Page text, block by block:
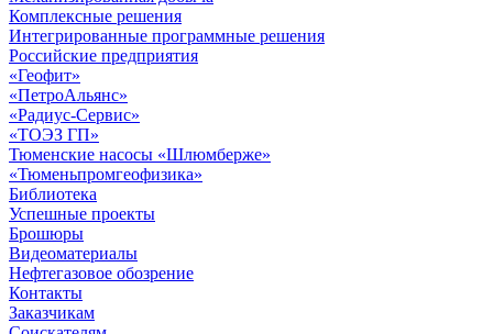
Комплексные решения
Интегрированные программные решения
Российские предприятия
«Геофит»
«ПетроАльянс»
«Радиус-Сервис»
«ТОЭЗ ГП»
Тюменские насосы «Шлюмберже»
«Тюменьпромгеофизика»
Библиотека
Успешные проекты
Брошюры
Видеоматериалы
Нефтегазовое обозрение
Контакты
Заказчикам